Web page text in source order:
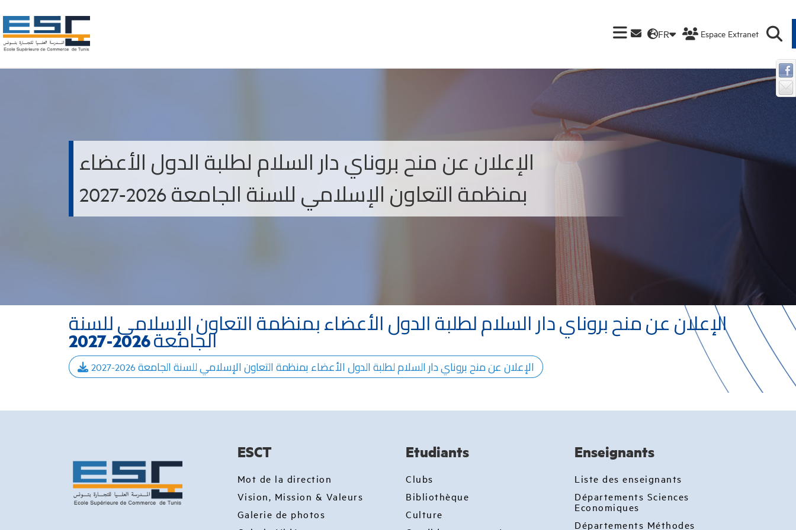
FR Espace Extranet
الإعلان عن منح بروناي دار السلام لطلبة الدول الأعضاء
بمنظمة التعاون الإسلامي للسنة الجامعة 2026-2027
الإعلان عن منح بروناي دار السلام لطلبة الدول الأعضاء بمنظمة التعاون الإسلامي للسنة
الجامعة 2026-2027
الإعلان عن منح بروناي دار السلام لطلبة الدول الأعضاء بمنظمة التعاون الإسلامي للسنة الجامعة 2026-2027
ESCT
Mot de la direction
Vision, Mission & Valeurs
Galerie de photos
Etudiants
Clubs
Bibliothèque
Culture
Enseignants
Liste des enseignants
Départements Sciences
Economiques
Départements Méthodes